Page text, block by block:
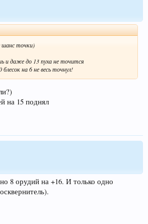
шанс точки)
и даже до 13 пуха не точится
на 6 не весь точнул!
на 15 поднял
8 орудий на +16. И только одно